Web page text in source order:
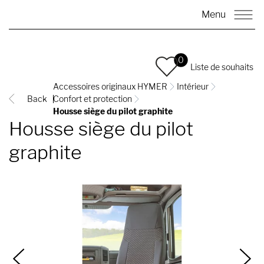
Menu
0
Liste de souhaits
Back
Accessoires originaux HYMER
Intérieur
Confort et protection
Housse siège du pilot graphite
Housse siège du pilot
graphite